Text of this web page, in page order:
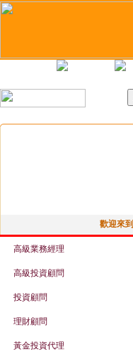
歡迎來到
高級業務經理
高級投資顧問
投資顧問
理財顧問
黃金投資代理